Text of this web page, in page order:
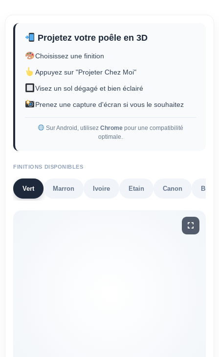
Projetez votre poêle en 3D
Choisissez une finition
Appuyez sur "Projeter Chez Moi"
Visez un sol dégagé et bien éclairé
Prenez une capture d'écran si vous le souhaitez
Sur Android, utilisez Chromepour une compatibilité
optimale.
FINITIONS DISPONIBLES
Vert Marron Ivoire Etain Canon